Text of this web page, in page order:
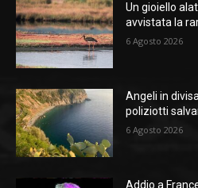
Un gioiello
avvistata la
6 Agosto 2026
Angeli in
poliziotti
6 Agosto 2026
Addio a